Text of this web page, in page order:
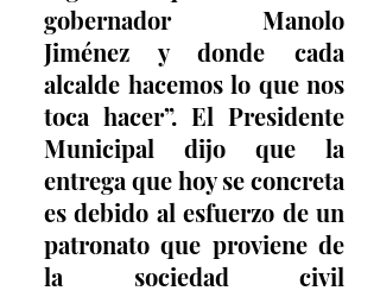
gobernador Manolo
Jiménez y donde cada
alcalde hacemos lo que nos
toca hacer”. El Presidente
Municipal dijo que la
entrega que hoy se concreta
es debido al esfuerzo de un
patronato que proviene de
la sociedad civil